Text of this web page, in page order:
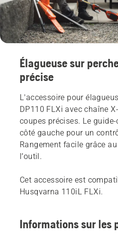
Élagueuse sur
précise
L'accessoire pour
DP110 FLXi avec chaîne
coupes précises. Le
côté gauche pour un
Rangement facile grâce
l’outil.
Cet accessoire est
Husqvarna 110iL FLXi.
Informations sur les